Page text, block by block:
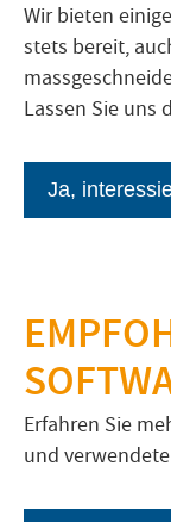
Wir bieten
stets bereit,
Lassen Sie uns
Ja,
Erfahren Sie
und